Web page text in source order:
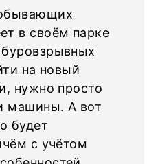
в своём парке
на новый
нужно просто
машины. А вот
будет
с учётом